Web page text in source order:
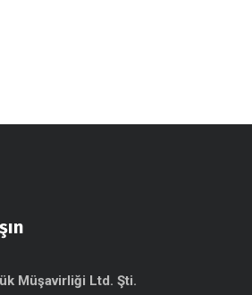
Müşavirliği Ltd. Şti.